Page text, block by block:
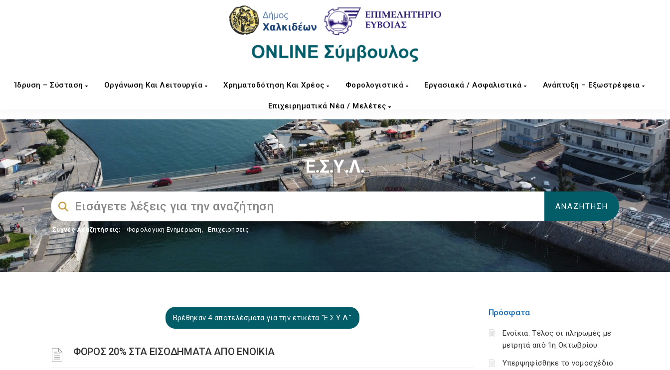
Ίδρυση – Σύσταση Οργάνωση Και Λειτουργία Χρηματοδότηση Και Χρέος Φορολογιστικά Εργασιακά / Ασφαλιστικά Ανάπτυξη – Εξωστρέφεια
Επιχειρηματικά Νέα / Μελέτες
Ε.Σ.Υ.Λ.
Συχνές Αναζητήσεις: Φορολογικη Ενημέρωση, Επιχειρήσεις
Βρέθηκαν 4 αποτελέσματα για την ετικέτα "Ε.Σ.Υ.Λ."
ΦΟΡΟΣ 20% ΣΤΑ ΕΙΣΟΔΗΜΑΤΑ ΑΠΟ ΕΝΟΙΚΙΑ
Πρόσφατα
Ενοίκια: Τέλος οι πληρωμές με
μετρητά από 1η Οκτωβρίου
Υπερψηφίσθηκε το νομοσχέδιο